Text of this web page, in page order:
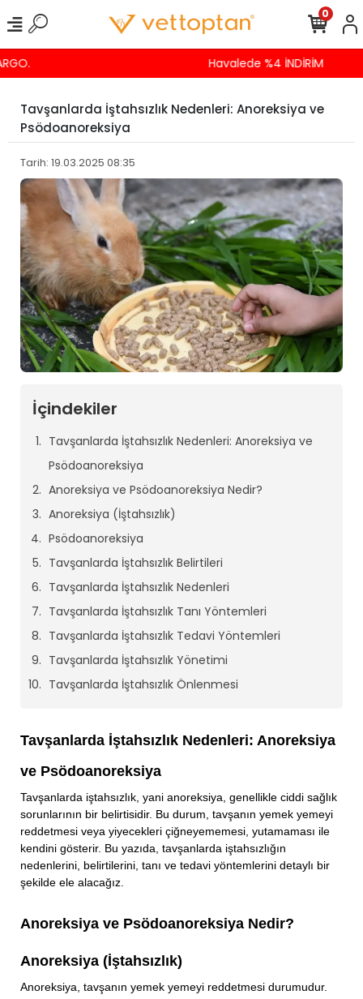
Havalede %4 İNDİRİM
0
Tavşanlarda İştahsızlık Nedenleri: Anoreksiya ve
Psödoanoreksiya
Tarih: 19.03.2025 08:35
İçindekiler
Tavşanlarda İştahsızlık Nedenleri: Anoreksiya ve
Psödoanoreksiya
Anoreksiya ve Psödoanoreksiya Nedir?
Anoreksiya (İştahsızlık)
Psödoanoreksiya
Tavşanlarda İştahsızlık Belirtileri
Tavşanlarda İştahsızlık Nedenleri
Tavşanlarda İştahsızlık Tanı Yöntemleri
Tavşanlarda İştahsızlık Tedavi Yöntemleri
Tavşanlarda İştahsızlık Yönetimi
Tavşanlarda İştahsızlık Önlenmesi
Tavşanlarda İştahsızlık Nedenleri: Anoreksiya
ve Psödoanoreksiya
Tavşanlarda iştahsızlık, yani anoreksiya, genellikle ciddi sağlık
sorunlarının bir belirtisidir. Bu durum, tavşanın yemek yemeyi
reddetmesi veya yiyecekleri çiğneyememesi, yutamaması ile
kendini gösterir. Bu yazıda, tavşanlarda iştahsızlığın
nedenlerini, belirtilerini, tanı ve tedavi yöntemlerini detaylı bir
şekilde ele alacağız.
Anoreksiya ve Psödoanoreksiya Nedir?
Anoreksiya (İştahsızlık)
Anoreksiya, tavşanın yemek yemeyi reddetmesi durumudur.